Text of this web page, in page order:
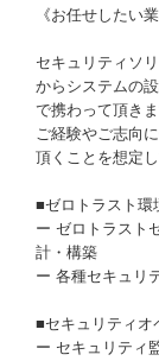
《お任せしたい業
セキュリティソ
からシステムの
で携わって頂きま
ご経験やご志向
頂くことを想定し
■ゼロトラスト環
ー ゼロトラスト
計・構築​
ー 各種セキュリ
■セキュリティオ
ー セキュリティ